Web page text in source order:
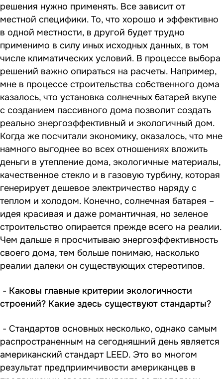
решения нужно применять. Все зависит от
местной специфики. То, что хорошо и эффективно
в одной местности, в другой будет трудно
применимо в силу иных исходных данных, в том
числе климатических условий. В процессе выбора
решений важно опираться на расчеты. Например,
мне в процессе строительства собственного дома
казалось, что установка солнечных батарей вкупе
с созданием пассивного дома позволит создать
реально энергоэффективный и экологичный дом.
Когда же посчитали экономику, оказалось, что мне
намного выгоднее во всех отношениях вложить
деньги в утепление дома, экологичные материалы,
качественное стекло и в газовую турбину, которая
генерирует дешевое электричество наряду с
теплом и холодом. Конечно, солнечная батарея –
идея красивая и даже романтичная, но зеленое
строительство опирается прежде всего на реалии.
Чем дальше я просчитываю энергоэффективность
своего дома, тем больше понимаю, насколько
реалии далеки он существующих стереотипов.
- Каковы главные критерии экологичности
строений? Какие здесь существуют стандарты?
- Стандартов основных несколько, однако самым
распространенным на сегодняшний день является
американский стандарт LEED. Это во многом
результат предприимчивости американцев в